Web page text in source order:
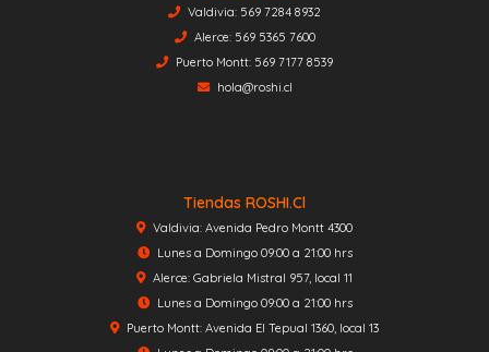
Valdivia: 569 7284 8932
Alerce: 569 5365 7600
Puerto Montt: 569 7177 8539
hola@roshi.cl
Tiendas ROSHI.cl
Valdivia: Avenida Pedro Montt 4300
Lunes a Domingo 09:00 a 21:00 hrs
Alerce: Gabriela Mistral 957, local 11
Lunes a Domingo 09:00 a 21:00 hrs
Puerto Montt: Avenida El Tepual 1360, local 13